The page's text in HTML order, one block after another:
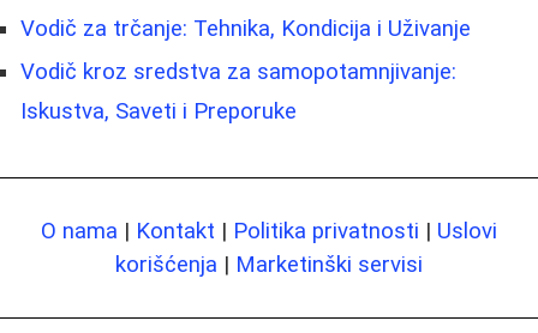
Vodič za trčanje: Tehnika, Kondicija i Uživanje
Vodič kroz sredstva za samopotamnjivanje:
Iskustva, Saveti i Preporuke
O nama | Kontakt | Politika privatnosti | Uslovi
korišćenja | Marketinški servisi